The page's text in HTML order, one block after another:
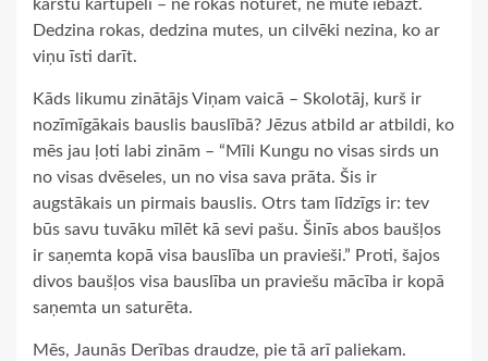
karstu kartupeli – ne rokās noturēt, ne mutē iebāzt.
Dedzina rokas, dedzina mutes, un cilvēki nezina, ko ar
viņu īsti darīt.
Kāds likumu zinātājs Viņam vaicā – Skolotāj, kurš ir
nozīmīgākais bauslis bauslībā? Jēzus atbild ar atbildi, ko
mēs jau ļoti labi zinām – “Mīli Kungu no visas sirds un
no visas dvēseles, un no visa sava prāta. Šis ir
augstākais un pirmais bauslis. Otrs tam līdzīgs ir: tev
būs savu tuvāku mīlēt kā sevi pašu. Šinīs abos baušļos
ir saņemta kopā visa bauslība un pravieši.” Proti, šajos
divos baušļos visa bauslība un praviešu mācība ir kopā
saņemta un saturēta.
Mēs, Jaunās Derības draudze, pie tā arī paliekam.